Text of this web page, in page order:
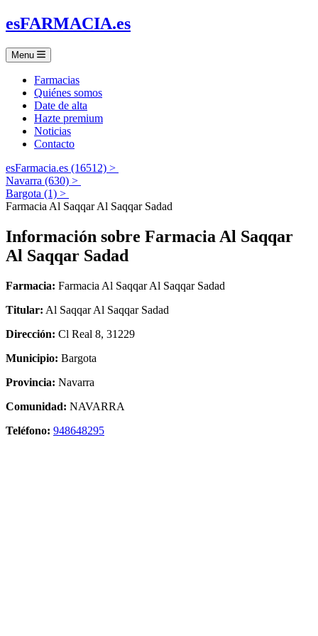
esFARMACIA.es
Menu
Farmacias
Quiénes somos
Date de alta
Hazte premium
Noticias
Contacto
esFarmacia.es (16512) >
Navarra (630) >
Bargota (1) >
Farmacia Al Saqqar Al Saqqar Sadad
Información sobre Farmacia Al Saqqar
Al Saqqar Sadad
Farmacia: Farmacia Al Saqqar Al Saqqar Sadad
Titular: Al Saqqar Al Saqqar Sadad
Dirección: Cl Real 8, 31229
Municipio: Bargota
Provincia: Navarra
Comunidad: NAVARRA
Teléfono: 948648295